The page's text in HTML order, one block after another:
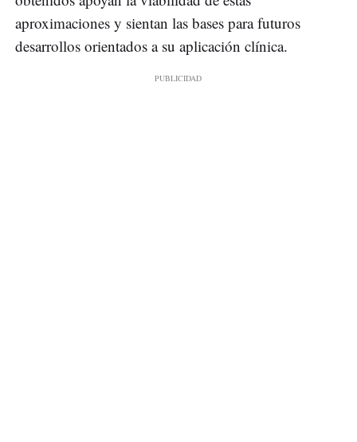
aproximaciones y sientan las bases para futuros
desarrollos orientados a su aplicación clínica.